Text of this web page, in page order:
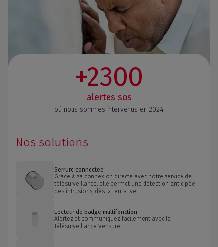
+2300
alertes sos
où nous sommes intervenus en 2024
Nos solutions
Serrure connectée
Grâce à sa connexion directe avec notre service de
télésurveillance, elle permet une détection anticipée
des intrusions, dès la tentative.
Lecteur de badge multifonction
Alertez et communiquez facilement avec la
Télésurveillance Verisure.